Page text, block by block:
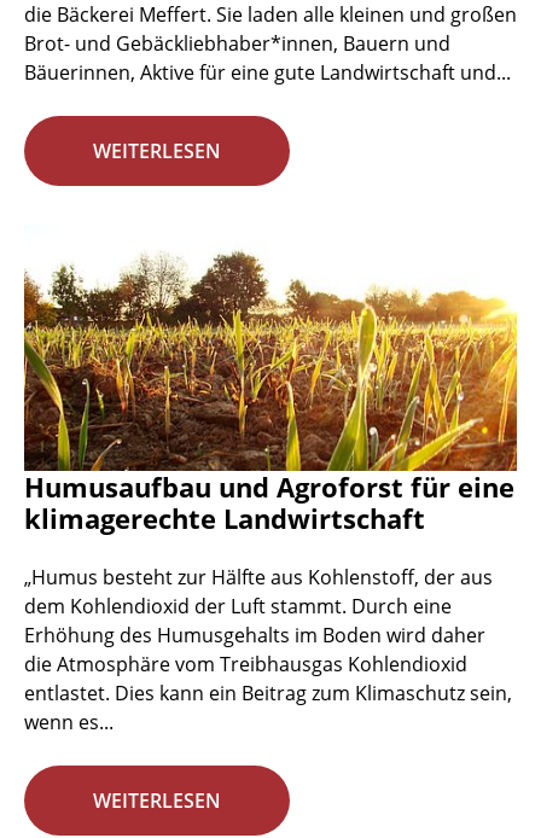
die Bäckerei Meffert. Sie laden alle kleinen und großen
Brot- und Gebäckliebhaber*innen, Bauern und
Bäuerinnen, Aktive für eine gute Landwirtschaft und...
WEITERLESEN
Humusaufbau und Agroforst für eine
klimagerechte Landwirtschaft
„Humus besteht zur Hälfte aus Kohlenstoff, der aus
dem Kohlendioxid der Luft stammt. Durch eine
Erhöhung des Humusgehalts im Boden wird daher
die Atmosphäre vom Treibhausgas Kohlendioxid
entlastet. Dies kann ein Beitrag zum Klimaschutz sein,
wenn es...
WEITERLESEN